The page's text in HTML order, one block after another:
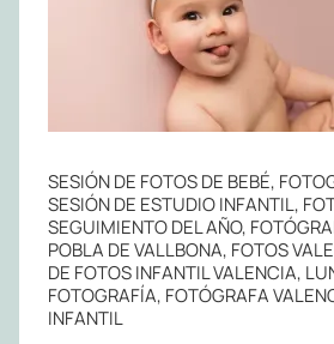
SESIÓN DE FOTOS DE BEBÉ,
SESIÓN DE ESTUDIO INFANTIL,
SEGUIMIENTO DEL AÑO,
POBLA DE VALLBONA, FOTOS
DE FOTOS INFANTIL VALENCIA,
FOTOGRAFÍA, FOTÓGRAFA
INFANTIL